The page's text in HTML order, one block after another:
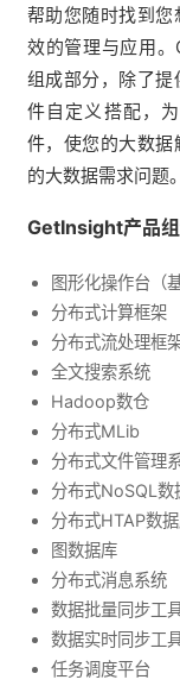
帮助您随时找到
效的管理与应用。
组成部分，除了提
件自定义搭配，
件，使您的大数
的大数据需求问题。
GetInsight产品
图形化操作台（
分布式计算框架
分布式流处理框
全文搜索系统
Hadoop数仓
分布式MLib
分布式文件管理
分布式NoSQL 数
分布式HTAP数
图数据库
分布式消息系统
数据批量同步工
数据实时同步工
任务调度平台